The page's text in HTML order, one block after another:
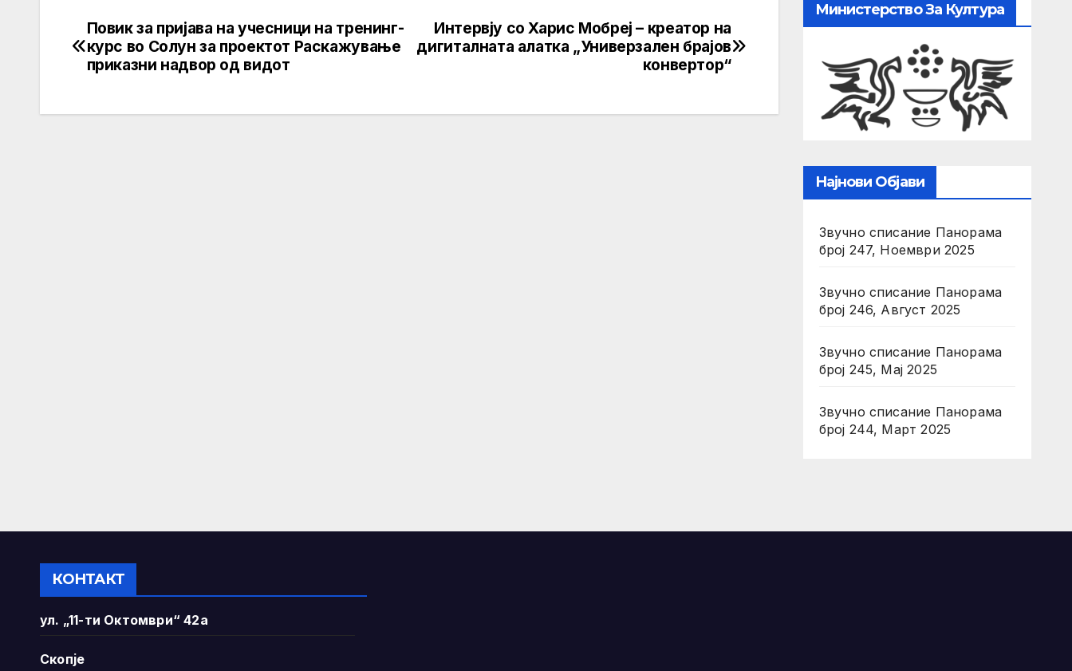
Post
navigation
Интервју со Харис Мобреј – креатор на
дигиталната алатка „Универзален брајов
конвертор“
Повик за пријава на учесници на тренинг-
курс во Солун за проектот Раскажување
приказни надвор од видот
Министерство За Култура
Најнови Објави
Звучно списание Панорама
број 247, Ноември 2025
Звучно списание Панорама
број 246, Август 2025
Звучно списание Панорама
број 245, Мај 2025
Звучно списание Панорама
број 244, Март 2025
КОНТАКТ
ул. „11-ти Октомври“ 42а
Скопје